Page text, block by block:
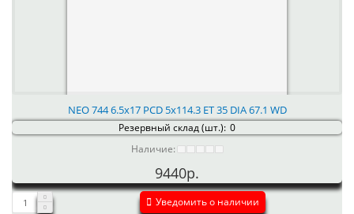
NEO 744 6.5x17 PCD 5x114.3 ET 35 DIA 67.1 WD
Резервный склад (шт.): 0
Наличие:
9440р.
Уведомить о наличии